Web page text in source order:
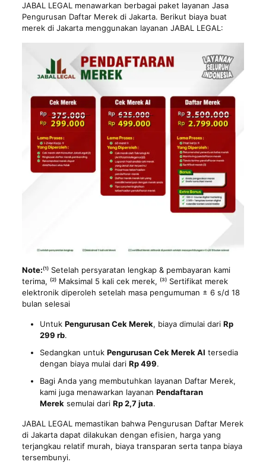
JABAL LEGAL menawarkan berbagai paket layanan Jasa
Pengurusan Daftar Merek di Jakarta. Berikut biaya buat
merek di Jakarta menggunakan layanan JABAL LEGAL:
Note:⁽¹⁾ Setelah persyaratan lengkap & pembayaran kami
terima, ⁽²⁾ Maksimal 5 kali cek merek, ⁽³⁾ Sertifikat merek
elektronik diperoleh setelah masa pengumuman ± 6 s/d 18
bulan selesai
Untuk Pengurusan Cek Merek, biaya dimulai dari Rp
299 rb.
Sedangkan untuk Pengurusan Cek Merek AI tersedia
dengan biaya mulai dari Rp 499.
Bagi Anda yang membutuhkan layanan Daftar Merek,
kami juga menawarkan layanan Pendaftaran
Merek semulai dari Rp 2,7 juta.
JABAL LEGAL memastikan bahwa Pengurusan Daftar Merek
di Jakarta dapat dilakukan dengan efisien, harga yang
terjangkau relatif murah, biaya transparan serta tanpa biaya
tersembunyi.